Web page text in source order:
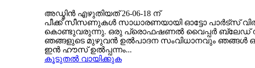
അഡ്മിൻ എഴുതിയത് 26-06-18 ന്
പീക്ക് സീസണുകൾ സാധാരണയായി ഓട്ടോ പാർട്സ്
കൊണ്ടുവരുന്നു. ഒരു പ്രൊഫഷണൽ വൈപ്പർ ബ്ലേഡ്
ഞങ്ങളുടെ മുഴുവൻ ഉൽ‌പാദന സംവിധാനവും ഞങ്ങൾ
ഇൻ ഹൗസ് ഉൽപ്പന്നം...
കൂടുതൽ വായിക്കുക